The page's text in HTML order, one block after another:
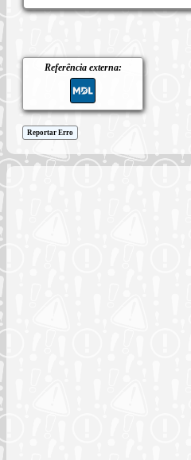
Referência externa:
Reportar Erro